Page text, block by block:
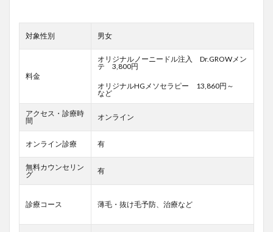
対象性別 男女
料金
オリジナルノーニードル注入 Dr.GROWメン
テ 3,800円
オリジナルHGメソセラピー 13,860円～
など
アクセス・診療時
間
オンライン
オンライン診療 有
無料カウンセリン
グ
有
診療コース 薄毛・抜け毛予防、治療など